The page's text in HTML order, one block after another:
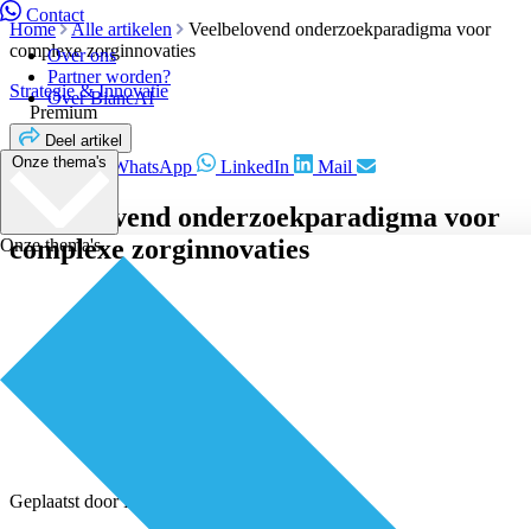
Contact
Over ons
Partner worden?
Over BiancAI
Onze thema's
Onze thema's
Home Alle artikelen
Veelbelovend onderzoekparadigma voor
complexe zorginnovaties
Strategie & Innovatie
Premium
Deel artikel
Facebook WhatsApp LinkedIn Mail
Veelbelovend onderzoekparadigma voor
complexe zorginnovaties
Geplaatst doorRedactie